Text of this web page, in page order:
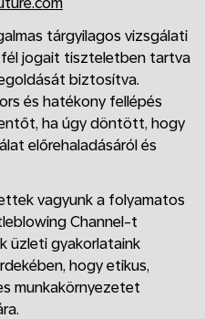
tárgyilagos vizsgálati
fél jogait tiszteletben tartva
biztosítva.
és hatékony fellépés
ha úgy döntött, hogy
előrehaladásáról és
vagyunk a folyamatos
Channel-t
üzleti gyakorlataink
hogy etikus,
munkakörnyezetet